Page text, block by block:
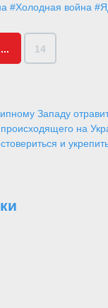
#Холодная война
... 14
Западу
на
и